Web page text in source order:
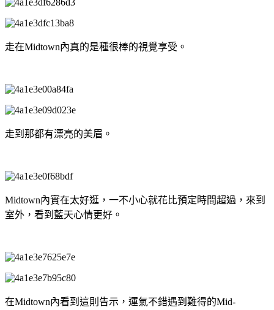
走在Midtown內真的是種很棒的視覺享受。
走到那都有漂亮的美眉。
Midtown內實在太好逛，一不小心就花比預定時間超過，來到
室外，看到藍天心情更好。
在Midtown內看到這則告示，運氣不錯遇到難得的Mid-